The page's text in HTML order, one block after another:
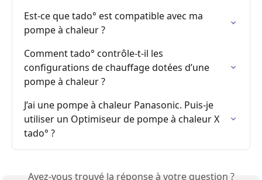
Est-ce que tado° est compatible avec ma
pompe à chaleur ?
Comment tado° contrôle-t-il les
configurations de chauffage dotées d’une
pompe à chaleur ?
J’ai une pompe à chaleur Panasonic. Puis-je
utiliser un Optimiseur de pompe à chaleur X
tado° ?
Avez-vous trouvé la réponse à votre question ?